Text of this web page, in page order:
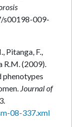
s00198-009-
Pitanga, F.,
R.M. (2009).
phenotypes
Journal of
08-337.xml